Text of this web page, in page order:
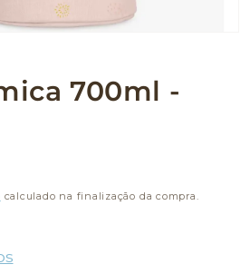
700ml -
calculado na finalização da compra.